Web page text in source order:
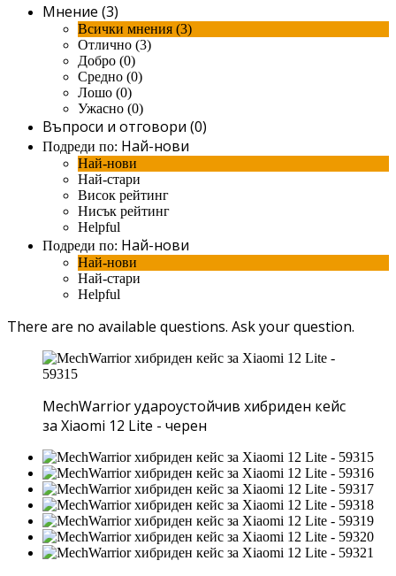
Мнение (3)
Всички мнения (3)
Отлично (3)
Добро (0)
Средно (0)
Лошо (0)
Ужасно (0)
Въпроси и отговори (0)
Подреди по: Най-нови
Най-нови
Най-стари
Висок рейтинг
Нисък рейтинг
Helpful
Подреди по: Най-нови
Най-нови
Най-стари
Helpful
There are no available questions. Ask your question.
MechWarrior удароустойчив хибриден кейс
за Xiaomi 12 Lite - черен